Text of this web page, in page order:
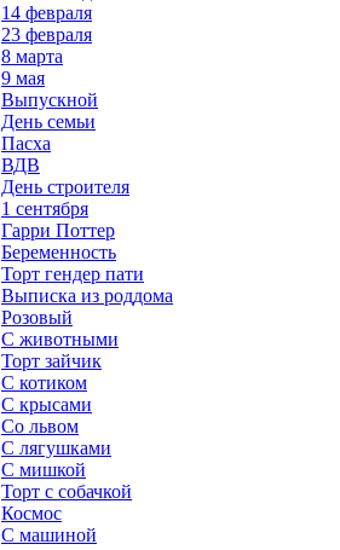
14 февраля
23 февраля
8 марта
9 мая
Выпускной
День семьи
Пасха
ВДВ
День строителя
1 сентября
Гарри Поттер
Беременность
Торт гендер пати
Выписка из роддома
Розовый
С животными
Торт зайчик
С котиком
С крысами
Со львом
С лягушками
С мишкой
Торт с собачкой
Космос
С машиной